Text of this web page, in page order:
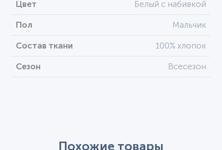
Цвет Белый с набивкой
Пол Мальчик
Состав ткани 100% хлопок
Сезон Всесезон
Похожие товары